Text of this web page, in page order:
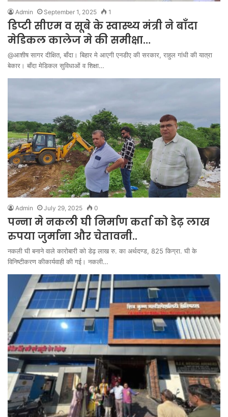
Admin September 1, 2025 1
डिप्टी सीएम व सूबे के स्वास्थ्य मंत्री ने बाँदा
मेडिकल कालेज मे की समीक्षा…
@आशीष सागर दीक्षित, बाँदा। बिहार मे आएगी एनडीए की सरकार, राहुल गांधी की यात्रा
बेकार। बाँदा मेडिकल सुविधाओं व शिक्षा…
Admin July 29, 2025 0
पन्ना मे नकली घी निर्माण कर्ता को डेढ़ लाख
रुपया जुर्माना और चेतावनी..
नकली घी बनाने वाले कारोबारी को डेढ़ लाख रु. का अर्थदण्ड, 825 किग्रा. घी के
विनिष्टीकरण कीकार्यवाही की गई। नकली…